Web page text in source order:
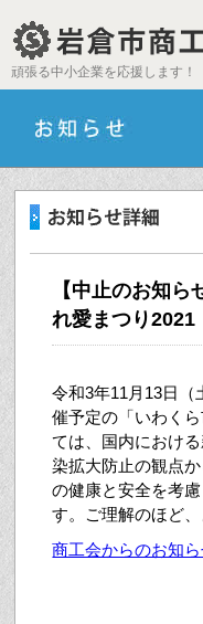
頑張る中小企業を応援します！
【中止のお知
れ愛まつり2021
令和3年11月13日（
催予定の「いわく
ては、国内におけ
染拡大防止の観点
の健康と安全を考
す。ご理解のほど
商工会からのお知